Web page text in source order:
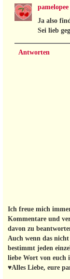
pamelopee
Ja also
Sei lieb
Antworten
Ich freue mich
Kommentare und
davon zu
Auch wenn das
bestimmt jeden
liebe Wort von
♥Alles Liebe, eure